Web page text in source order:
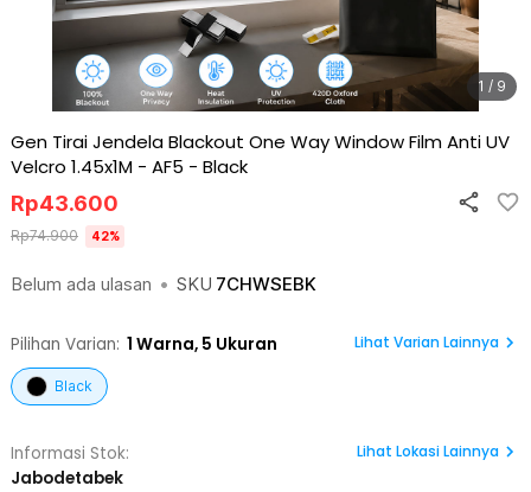
1 / 9
Gen Tirai Jendela Blackout One Way Window Film Anti UV
Velcro 1.45x1M - AF5 - Black
Belum ada ulasan • SKU 7CHWSEBK
Rp43.600
Rp74.900 42%
Pilihan Varian: 1 Warna, 5 Ukuran Lihat Varian Lainnya
Black
Informasi Stok:
Jabodetabek
Lihat Lokasi Lainnya